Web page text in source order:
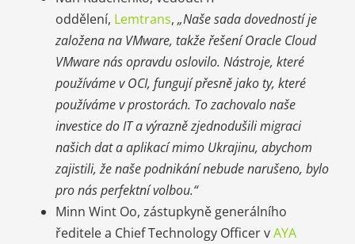
oddělení, Lemtrans, „Naše sada dovedností je
založena na VMware, takže řešení Oracle Cloud
VMware nás opravdu oslovilo. Nástroje, které
používáme v OCI, fungují přesně jako ty, které
používáme v prostorách. To zachovalo naše
investice do IT a výrazně zjednodušili migraci
našich dat a aplikací mimo Ukrajinu, abychom
zajistili, že naše podnikání nebude narušeno, bylo
pro nás perfektní volbou.“
Minn Wint Oo, zástupkyně generálního
ředitele a Chief Technology Officer vAYA